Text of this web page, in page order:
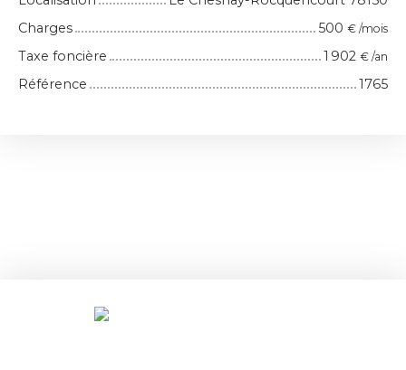
Charges
500 € /mois
Taxe foncière 1 902 € /an
Référence 1765